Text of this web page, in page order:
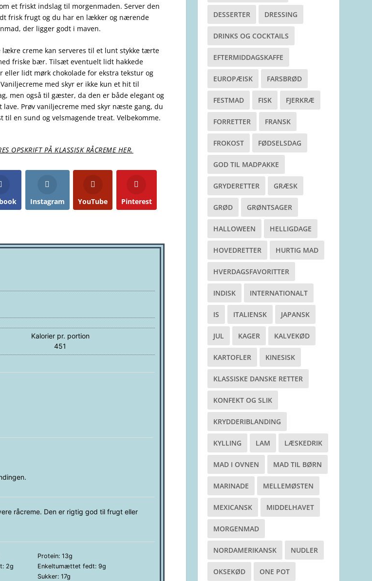
et friskt indslag til morgenmaden. Server den
frisk frugt og du har en lækker og nærende
der ligger godt i maven.
lækre creme kan serveres til et lunt stykke tærte
friske bær. Tilsæt eventuelt lidt hakkede
eller lidt mørk chokolade for ekstra tekstur og
med skyr er ikke kun et hit til
men også til gæster, da den er både elegant og
lave. Prøv vaniljecreme med skyr næste gang, du
til en sund og velsmagende treat. Velbekomme.
OPSKRIFT PÅ KLASSISK RÅCREME HER.
Instagram YouTube Pinterest
Kalorier pr. portion
451
råcreme. Den er rigtig god til frugt eller
Protein: 13g
2g Enkeltumættet fedt: 9g
Sukker: 17g
DESSERTER DRESSING
DRINKS OG COCKTAILS
EFTERMIDDAGSKAFFE
EUROPÆISK FARSBRØD
FESTMAD FISK FJERKRÆ
FORRETTER FRANSK
FROKOST FØDSELSDAG
GOD TIL MADPAKKE
GRYDERETTER GRÆSK
GRØD GRØNTSAGER
HALLOWEEN HELLIGDAGE
HOVEDRETTER HURTIG MAD
HVERDAGSFAVORITTER
INDISK INTERNATIONALT
IS ITALIENSK JAPANSK
JUL KAGER KALVEKØD
KARTOFLER KINESISK
KLASSISKE DANSKE RETTER
KONFEKT OG SLIK
KRYDDERIBLANDING
KYLLING LAM LÆSKEDRIK
MAD I OVNEN MAD TIL BØRN
MARINADE MELLEMØSTEN
MEXICANSK MIDDELHAVET
MORGENMAD
NORDAMERIKANSK NUDLER
OKSEKØD ONE POT